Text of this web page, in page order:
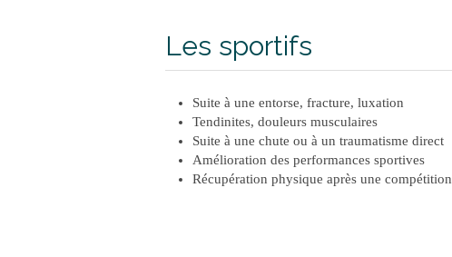
Les sportifs
Suite à une entorse, fracture, luxation
Tendinites, douleurs musculaires
Suite à une chute ou à un traumatisme direct
Amélioration des performances sportives
Récupération physique après une compétition